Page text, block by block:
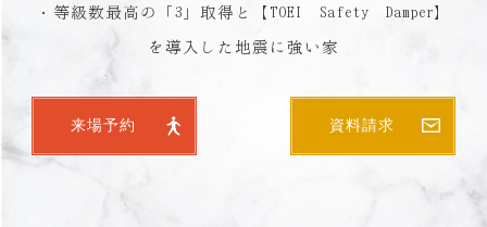
・等級数最高の「3」取得と【TOEI Safety Damper】
来場予約 資料請求